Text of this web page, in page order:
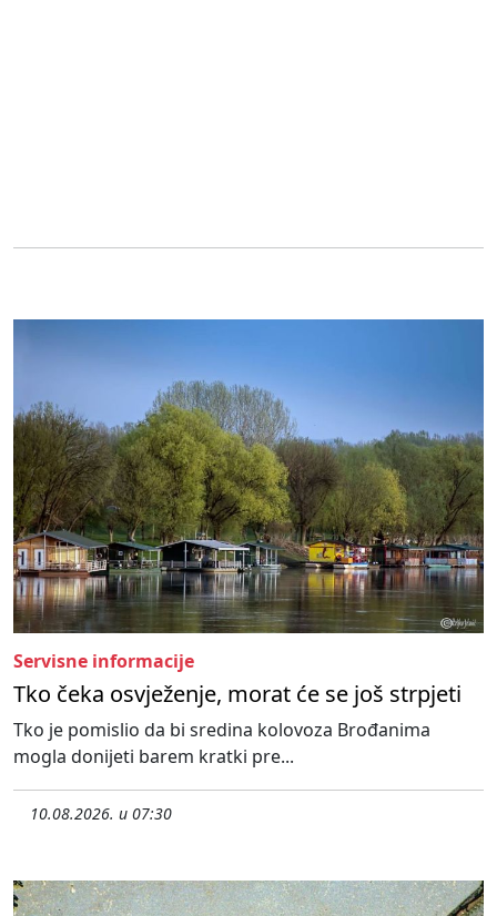
Servisne informacije
Tko čeka osvježenje, morat će se još strpjeti
Tko je pomislio da bi sredina kolovoza Brođanima
mogla donijeti barem kratki pre...
10.08.2026. u 07:30